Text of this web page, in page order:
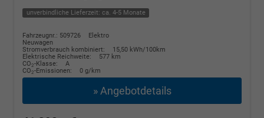
unverbindliche Lieferzeit: ca. 4-5 Monate
Fahrzeugnr.: 509726
Elektro
Neuwagen
Stromverbrauch kombiniert:
15,50 kWh/100km
Elektrische Reichweite:
577 km
CO2-Klasse:
A
CO2-Emissionen: 0 g/km
» Angebotdetails